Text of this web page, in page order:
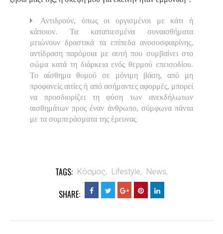
Αντιδρούν, όπως οι οργισμένοι με κάτι ή
κάποιον. Τα καταπιεσμένα συναισθήματα
μειώνουν δραστικά τα επίπεδα ανοσοσφαιρίνης,
αντίδραση παρόμοια με αυτή που συμβαίνει στο
σώμα κατά τη διάρκεια ενός θερμού επεισοδίου.
Το αίσθημα θυμού σε μόνιμη βάση, από μη
προφανείς αιτίες ή από ασήμαντες αφορμές, μπορεί
να προσδιορίζει τη φύση των ανεκδήλωτων
αισθημάτων προς έναν άνθρωπο, σύμφωνα πάντα
με τα συμπεράσματα της έρευνας
TAGS: Κόσμος, Lifestyle, News,
SHARE: